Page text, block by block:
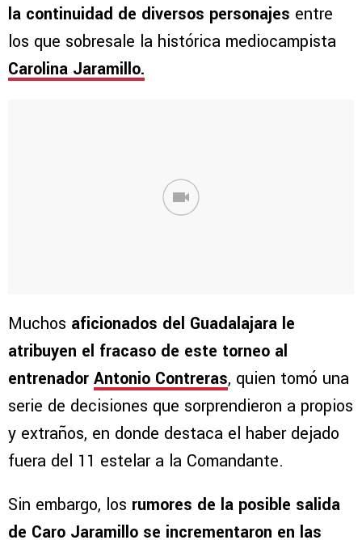
la continuidad de diversos personajes entre
los que sobresale la histórica mediocampista
Carolina Jaramillo.
Muchos aficionados del Guadalajara le
atribuyen el fracaso de este torneo al
entrenador Antonio Contreras, quien tomó una
serie de decisiones que sorprendieron a propios
y extraños, en donde destaca el haber dejado
fuera del 11 estelar a la Comandante.
Sin embargo, los rumores de la posible salida
de Caro Jaramillo se incrementaron en las